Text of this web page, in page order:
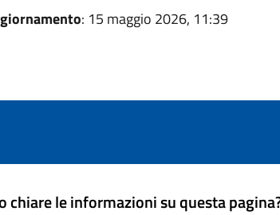
: 15 maggio 2026, 11:39
chiare le informazioni su questa